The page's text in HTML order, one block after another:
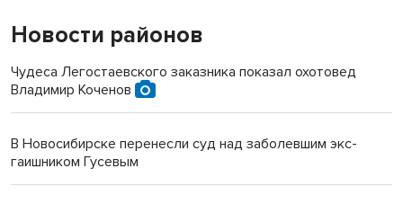
Новости районов
Чудеса Легостаевского заказника показал охотовед
Владимир Коченов
В Новосибирске перенесли суд над заболевшим экс-
гаишником Гусевым